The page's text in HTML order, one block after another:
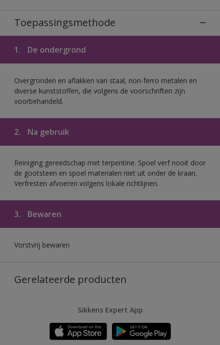
Toepassingsmethode
1. De ondergrond
Overgronden en aflakken van staal, non-ferro metalen en
diverse kunststoffen, die volgens de voorschriften zijn
voorbehandeld.
2. Na gebruik
Reiniging gereedschap met terpentine. Spoel verf nooit door
de gootsteen en spoel materialen niet uit onder de kraan.
Verfresten afvoeren volgens lokale richtlijnen.
3. Bewaren
Vorstvrij bewaren
Gerelateerde producten
Sikkens Expert App